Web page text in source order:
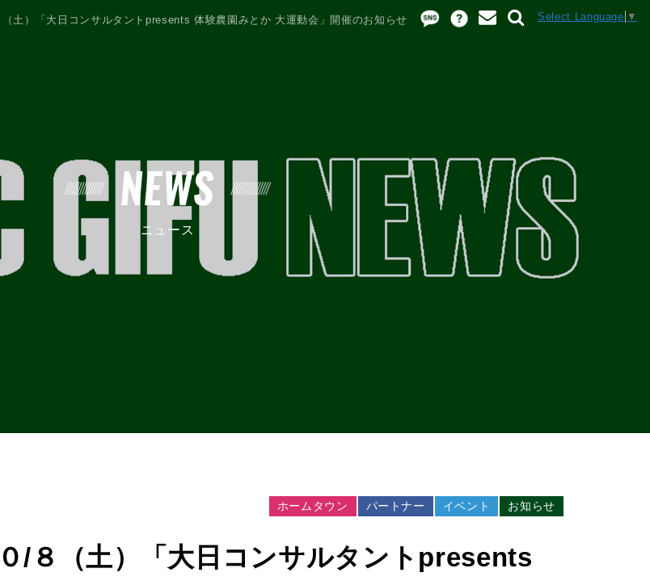
Select Language ▼
NEWS
ニュース
（土）「大日コンサルタントpresents 体験農園みとか ⼤運動会」開催のお知らせ
お知らせ
イベント
パートナー
ホームタウン
０/８（土）「大日コンサルタントpresents